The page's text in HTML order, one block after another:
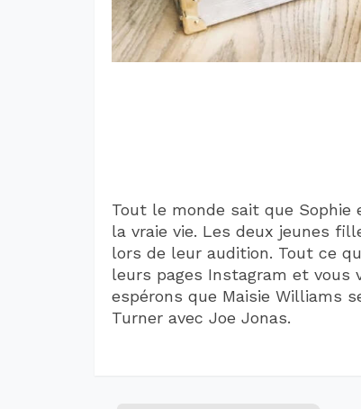
Tout le monde sait que Sophie
la vraie vie. Les deux jeunes
lors de leur audition. Tout ce
leurs pages Instagram et vous
espérons que Maisie Williams
Turner avec Joe Jonas.